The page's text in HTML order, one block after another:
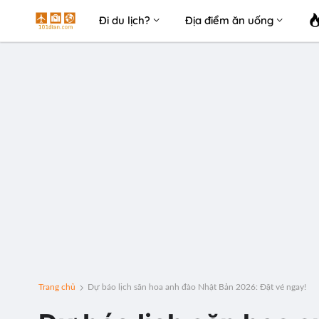
Đi du lịch? Địa điểm ăn uống
Trang chủ Dự báo lịch săn hoa anh đào Nhật Bản 2026: Đặt vé ngay!